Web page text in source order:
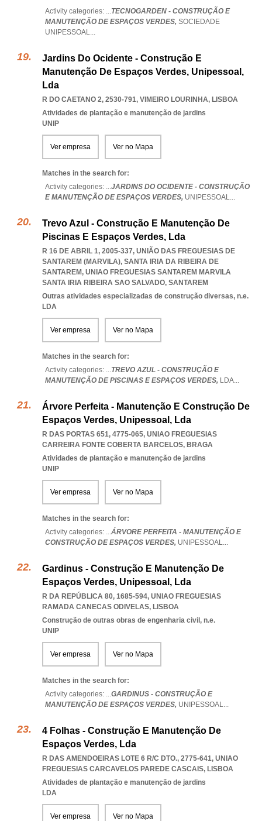
Activity categories: ...TECNOGARDEN - CONSTRUÇÃO E
MANUTENÇÃO DE ESPAÇOS VERDES, SOCIEDADE
UNIPESSOAL...
Jardins Do Ocidente - Construção E
Manutenção De Espaços Verdes, Unipessoal,
Lda
R DO CAETANO 2, 2530-791, VIMEIRO LOURINHA, LISBOA
Atividades de plantação e manutenção de jardins
UNIP
Ver empresa Ver no Mapa
Matches in the search for:
Activity categories: ...JARDINS DO OCIDENTE - CONSTRUÇÃO
E MANUTENÇÃO DE ESPAÇOS VERDES, UNIPESSOAL...
Trevo Azul - Construção E Manutenção De
Piscinas E Espaços Verdes, Lda
R 16 DE ABRIL 1, 2005-337, UNIÃO DAS FREGUESIAS DE
SANTAREM (MARVILA), SANTA IRIA DA RIBEIRA DE
SANTAREM, UNIAO FREGUESIAS SANTAREM MARVILA
SANTA IRIA RIBEIRA SAO SALVADO, SANTAREM
Outras atividades especializadas de construção diversas, n.e.
LDA
Ver empresa Ver no Mapa
Matches in the search for:
Activity categories: ...TREVO AZUL - CONSTRUÇÃO E
MANUTENÇÃO DE PISCINAS E ESPAÇOS VERDES, LDA...
Árvore Perfeita - Manutenção E Construção De
Espaços Verdes, Unipessoal, Lda
R DAS PORTAS 651, 4775-065, UNIAO FREGUESIAS
CARREIRA FONTE COBERTA BARCELOS, BRAGA
Atividades de plantação e manutenção de jardins
UNIP
Ver empresa Ver no Mapa
Matches in the search for:
Activity categories: ...ÁRVORE PERFEITA - MANUTENÇÃO E
CONSTRUÇÃO DE ESPAÇOS VERDES, UNIPESSOAL...
Gardinus - Construção E Manutenção De
Espaços Verdes, Unipessoal, Lda
R DA REPÚBLICA 80, 1685-594, UNIAO FREGUESIAS
RAMADA CANECAS ODIVELAS, LISBOA
Construção de outras obras de engenharia civil, n.e.
UNIP
Ver empresa Ver no Mapa
Matches in the search for:
Activity categories: ...GARDINUS - CONSTRUÇÃO E
MANUTENÇÃO DE ESPAÇOS VERDES, UNIPESSOAL...
4 Folhas - Construção E Manutenção De
Espaços Verdes, Lda
R DAS AMENDOEIRAS LOTE 6 R/C DTO., 2775-641, UNIAO
FREGUESIAS CARCAVELOS PAREDE CASCAIS, LISBOA
Atividades de plantação e manutenção de jardins
LDA
Ver empresa Ver no Mapa